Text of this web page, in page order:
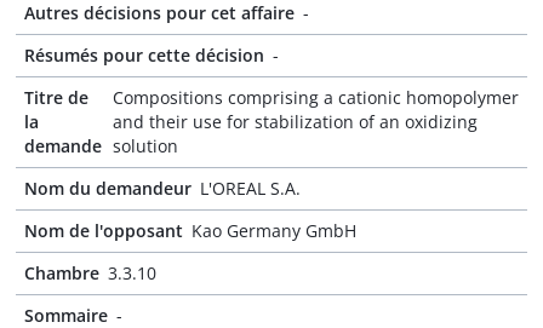
Autres décisions pour cet affaire -
Résumés pour cette décision -
Titre de
la
demande
Compositions comprising a cationic homopolymer
and their use for stabilization of an oxidizing
solution
Nom du demandeur L'OREAL S.A.
Nom de l'opposant Kao Germany GmbH
Chambre 3.3.10
Sommaire -